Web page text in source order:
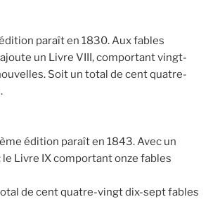
paraît en 1830. Aux fables
un Livre VIII, comportant vingt-
Soit un total de cent quatre-
édition paraît en 1843. Avec un
le Livre IX comportant onze fables
de cent quatre-vingt dix-sept fables